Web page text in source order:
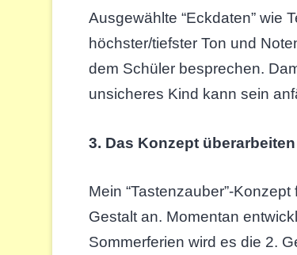
Ausgewählte “Eckdaten” wie
höchster/tiefster Ton und
dem Schüler besprechen.
unsicheres Kind kann sein
3. Das Konzept überarbeiten
Mein “Tastenzauber”-
Gestalt an. Momentan
Sommerferien wird es die 2.